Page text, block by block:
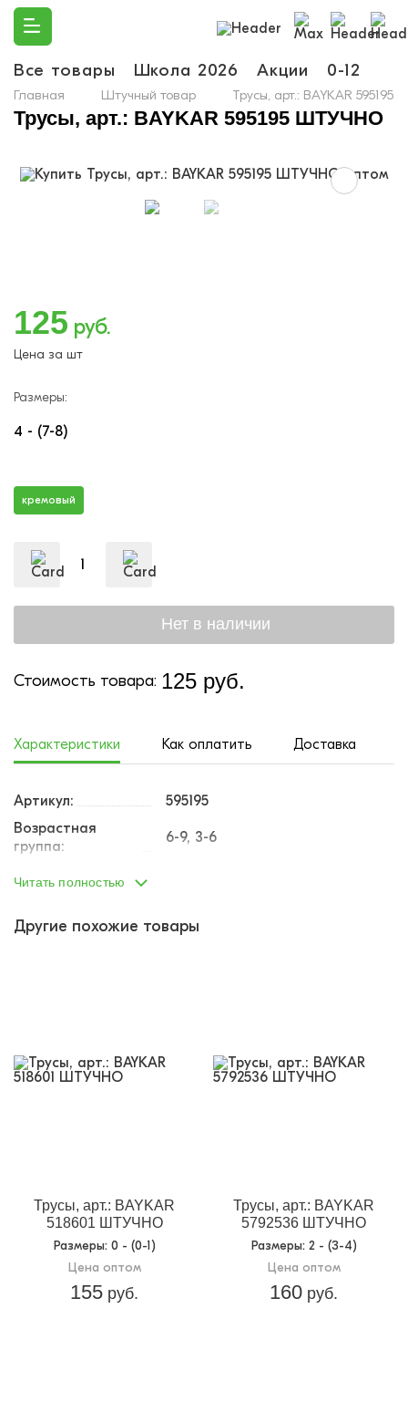
Все товары Школа 2026 Акции 0-12
Главная Штучный товар Трусы, арт.: BAYKAR
Трусы, арт.: BAYKAR 595195 ШТУЧНО
125 руб.
Цена за шт
Размеры:
4 - (7-8)
кремовый
Стоимость товара: 125 руб.
Характеристики Как оплатить Доставка
Артикул:
595195
Возрастная
группа:
6-9, 3-6
Возраст от:
3
Размеры:
4 - (7-8)
Читать полностью
Другие похожие товары
Трусы, арт.: BAYKAR
518601 ШТУЧНО
Размеры: 0 - (0-1)
Цена оптом
155 руб.
Трусы, арт.: BAYKAR
5792536 ШТУЧНО
Размеры: 2 - (3-4)
Цена оптом
160 руб.